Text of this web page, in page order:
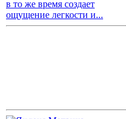
в то же время создает
ощущение легкости и...